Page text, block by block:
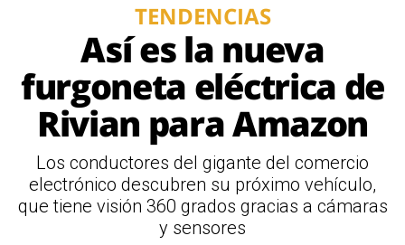
TENDENCIAS
Así es la nueva
furgoneta eléctrica de
Rivian para Amazon
Los conductores del gigante del comercio
electrónico descubren su próximo vehículo,
que tiene visión 360 grados gracias a cámaras
y sensores